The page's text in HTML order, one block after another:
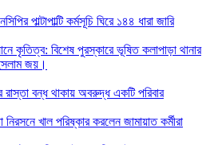
পাল্টাপাল্টি কর্মসূচি ঘিরে ১৪৪ ধারা জারি
কৃতিত্ব: বিশেষ পুরস্কারে ভূষিত কলাপাড়া থানার
জয়।
রাস্তা বন্ধ থাকায় অবরুদ্ধ একটি পরিবার
নিরসনে খাল পরিষ্কার করলেন জামায়াত কর্মীরা